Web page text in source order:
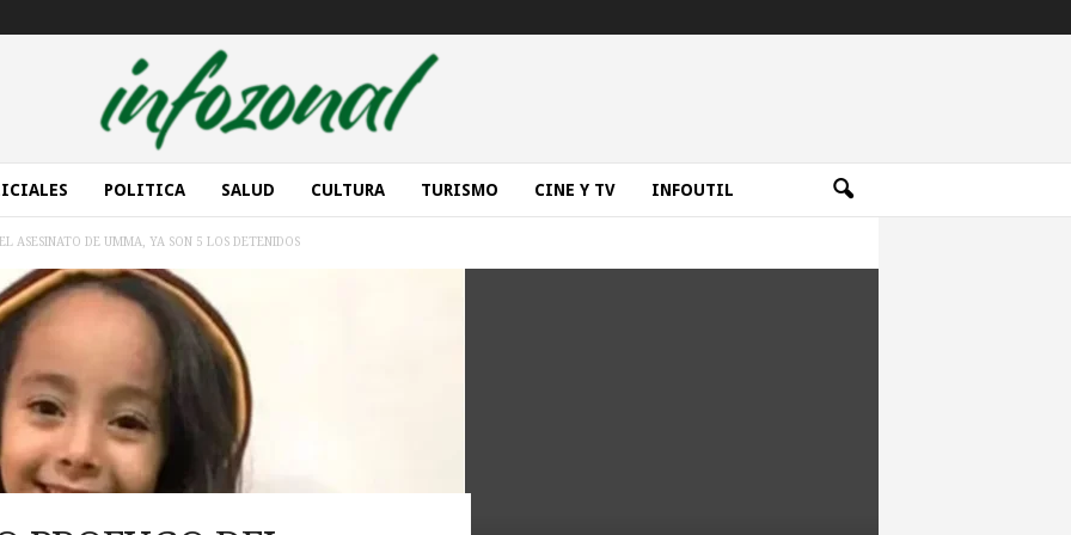
POLITICA SALUD CULTURA TURISMO CINE Y TV INFOUTIL
ASESINATO DE UMMA, YA SON 5 LOS DETENIDOS